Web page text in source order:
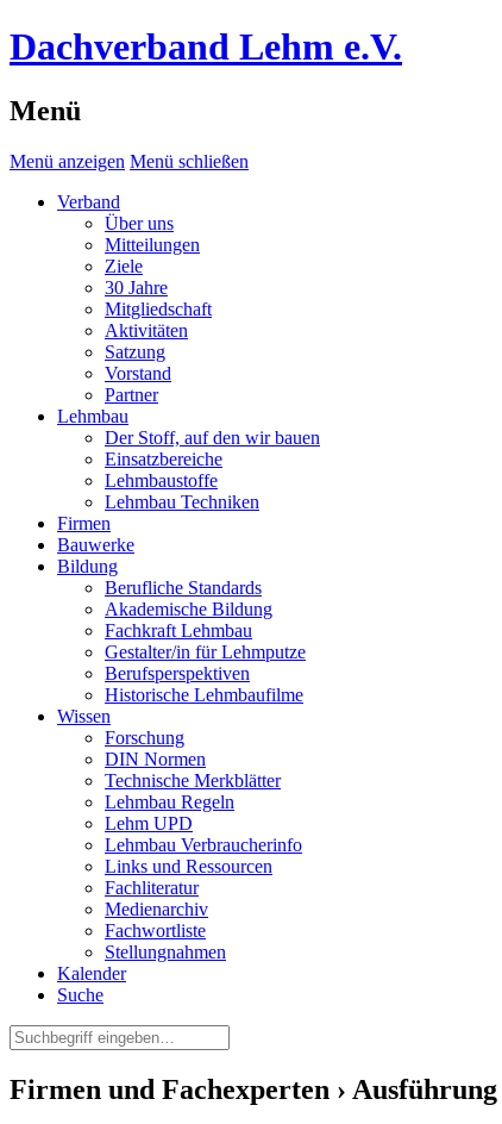
Dachverband Lehm e.V.
Menü
Menü anzeigen Menü schließen
Verband
Über uns
Mitteilungen
Ziele
30 Jahre
Mitgliedschaft
Aktivitäten
Satzung
Vorstand
Partner
Lehmbau
Der Stoff, auf den wir bauen
Einsatzbereiche
Lehmbaustoffe
Lehmbau Techniken
Firmen
Bauwerke
Bildung
Berufliche Standards
Akademische Bildung
Fachkraft Lehmbau
Gestalter/in für Lehmputze
Berufsperspektiven
Historische Lehmbaufilme
Wissen
Forschung
DIN Normen
Technische Merkblätter
Lehmbau Regeln
Lehm UPD
Lehmbau Verbraucherinfo
Links und Ressourcen
Fachliteratur
Medienarchiv
Fachwortliste
Stellungnahmen
Kalender
Suche
Firmen und Fachexperten › Ausführung